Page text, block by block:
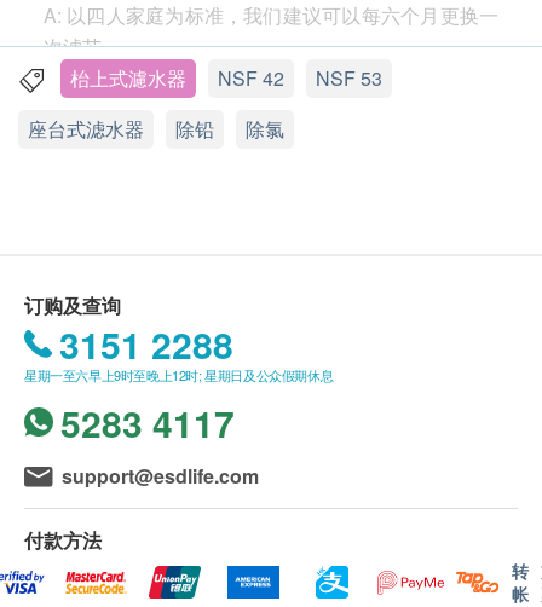
HPU(中等效能)
系列。 HPU滤芯采用了「高密孔道科技」技术，
令微孔分布平均，充分发挥每一个过滤微孔功能，
BTU(高效能) ：只适用于
芯，则加入BioTect「纳米抗菌技术」，以改良产
品性能及功效，令其结构更有秩序，孔径变得更细
小，从而大大提升滤芯的抗菌功能
送货地区：
送货服务仅限于香港地区 (不包括离岛、边境禁
区、没有升降机设备之收货地点)。
不接受邮政信箱地址。
A: 以四人家庭为标准，我们建议可以每六个月更换一
次滤芯。
如果您发现水流量（从水龙头流出的水的速度）在6
按需要清洁过滤器，而不会损害性能。
造商，是全球值得信赖的品牌。自1826 年以来，我们
一直在更新我们的过滤器设计。我们是英国ISO 认证
的公司，提供独立且定期测试的水过滤器。获得
NSF、WRAS、Lucideon 等机构的认证。
A: 硬度是由水中的碳酸钙或金属盐引起的。喝硬水是
完全安全的，但硬水所含的碳酸钙较少，所以不会像
软水般让肥皂那样自由地起泡。
枱上式濾水器 NSF 42
NSF 53
座台式滤水器
除铅 除氯
订购及查询
3151 2288
星期一至六早上9时至晚上12时; 星期日及公众假期休息
5283 4117
support@esdlife.com
付款方法
转
帐